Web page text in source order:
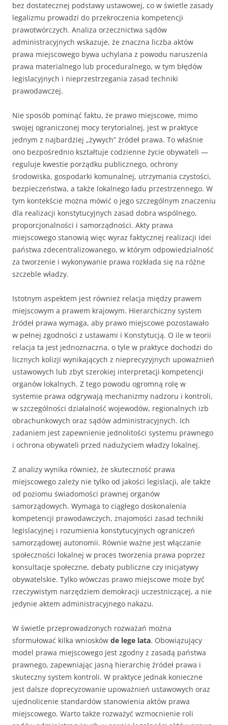
bez dostatecznej podstawy ustawowej, co w świetle zasady
legalizmu prowadzi do przekroczenia kompetencji
prawotwórczych. Analiza orzecznictwa sądów
administracyjnych wskazuje, że znaczna liczba aktów
prawa miejscowego bywa uchylana z powodu naruszenia
prawa materialnego lub proceduralnego, w tym błędów
legislacyjnych i nieprzestrzegania zasad techniki
prawodawczej.
Nie sposób pominąć faktu, że prawo miejscowe, mimo
swojej ograniczonej mocy terytorialnej, jest w praktyce
jednym z najbardziej „żywych” źródeł prawa. To właśnie
ono bezpośrednio kształtuje codzienne życie obywateli —
reguluje kwestie porządku publicznego, ochrony
środowiska, gospodarki komunalnej, utrzymania czystości,
bezpieczeństwa, a także lokalnego ładu przestrzennego. W
tym kontekście można mówić o jego szczególnym znaczeniu
dla realizacji konstytucyjnych zasad dobra wspólnego,
proporcjonalności i samorządności. Akty prawa
miejscowego stanowią więc wyraz faktycznej realizacji idei
państwa zdecentralizowanego, w którym odpowiedzialność
za tworzenie i wykonywanie prawa rozkłada się na różne
szczeble władzy.
Istotnym aspektem jest również relacja między prawem
miejscowym a prawem krajowym. Hierarchiczny system
źródeł prawa wymaga, aby prawo miejscowe pozostawało
w pełnej zgodności z ustawami i Konstytucją. O ile w teorii
relacja ta jest jednoznaczna, o tyle w praktyce dochodzi do
licznych kolizji wynikających z nieprecyzyjnych upoważnień
ustawowych lub zbyt szerokiej interpretacji kompetencji
organów lokalnych. Z tego powodu ogromną rolę w
systemie prawa odgrywają mechanizmy nadzoru i kontroli,
w szczególności działalność wojewodów, regionalnych izb
obrachunkowych oraz sądów administracyjnych. Ich
zadaniem jest zapewnienie jednolitości systemu prawnego
i ochrona obywateli przed nadużyciem władzy lokalnej.
Z analizy wynika również, że skuteczność prawa
miejscowego zależy nie tylko od jakości legislacji, ale także
od poziomu świadomości prawnej organów
samorządowych. Wymaga to ciągłego doskonalenia
kompetencji prawodawczych, znajomości zasad techniki
legislacyjnej i rozumienia konstytucyjnych ograniczeń
samorządowej autonomii. Równie ważne jest włączanie
społeczności lokalnej w proces tworzenia prawa poprzez
konsultacje społeczne, debaty publiczne czy inicjatywy
obywatelskie. Tylko wówczas prawo miejscowe może być
rzeczywistym narzędziem demokracji uczestniczącej, a nie
jedynie aktem administracyjnego nakazu.
W świetle przeprowadzonych rozważań można
sformułować kilka wniosków de lege lata. Obowiązujący
model prawa miejscowego jest zgodny z zasadą państwa
prawnego, zapewniając jasną hierarchię źródeł prawa i
skuteczny system kontroli. W praktyce jednak konieczne
jest dalsze doprecyzowanie upoważnień ustawowych oraz
ujednolicenie standardów stanowienia aktów prawa
miejscowego. Warto także rozważyć wzmocnienie roli